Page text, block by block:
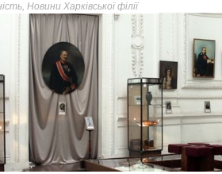
, Новини Харківської філії